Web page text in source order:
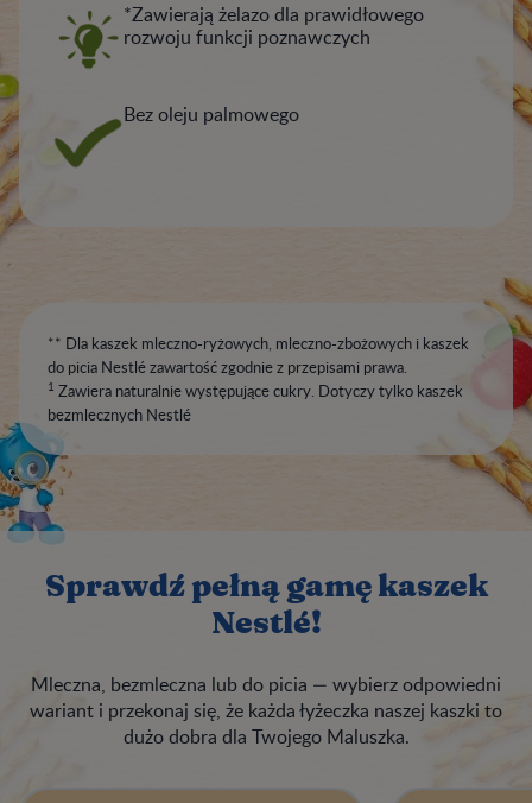
*Zawierają żelazo dla prawidłowego
rozwoju funkcji poznawczych
Bez oleju palmowego
** Dla kaszek mleczno-ryżowych, mleczno-zbożowych i kaszek
do picia Nestlé zawartość zgodnie z przepisami prawa.
1 Zawiera naturalnie występujące cukry. Dotyczy tylko kaszek
bezmlecznych Nestlé
Sprawdź pełną gamę kaszek
Nestlé!
Mleczna, bezmleczna lub do picia — wybierz odpowiedni
wariant i przekonaj się, że każda łyżeczka naszej kaszki to
dużo dobra dla Twojego Maluszka.